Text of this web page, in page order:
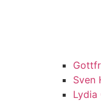
Sven
Lydia